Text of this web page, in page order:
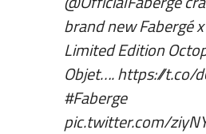
brand new Fabergé
Limited Edition
Objet….https://t.co/
#Faberge
pic.twitter.com/